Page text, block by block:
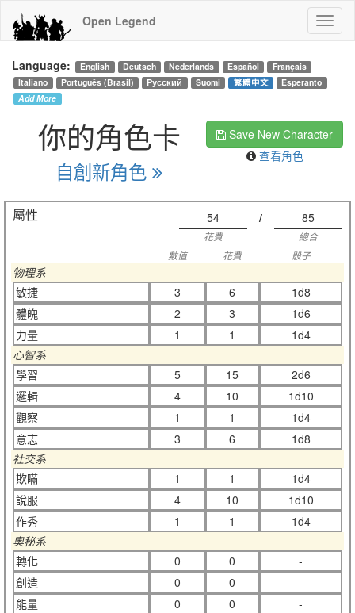
Open Legend
Language: English Deutsch Nederlands Español
Français
Italiano
Português (Brasil) Русский Suomi 繁體中文
Esperanto
Add More
Save New Character
查看角色
你的角色卡
自創新角色
屬性 54 / 85
花費
總合
數值
花費 骰子
物理系
敏捷
3 6
1d8
體魄
2 3
1d6
力量
1 1
1d4
心智系
學習
5 15
2d6
邏輯
4 10
1d10
觀察
1 1
1d4
意志
3 6
1d8
社交系
欺瞞
1 1
1d4
說服
4 10
1d10
作秀
1 1
1d4
奧秘系
轉化
0 0
-
創造
0 0
-
能量
0 0
-